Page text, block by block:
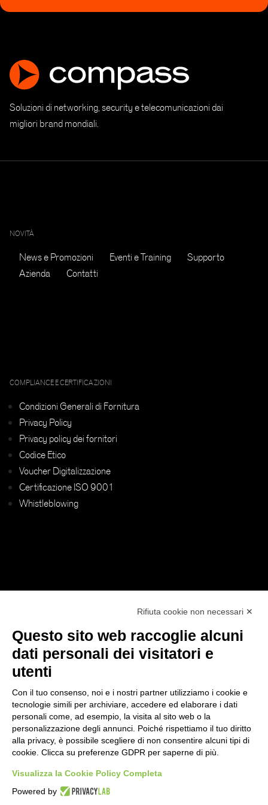
Soluzioni di networking, security e telecomunicazioni dai
migliori brand mondiali.
NOVITÀ
News e Promozioni Eventi e Training
Supporto
Azienda
Contatti
COMPLIANCE E CERTIFICAZIONI
Condizioni Generali di Fornitura
Privacy Policy
Privacy policy dei fornitori
Codice Etico
Voucher Digitalizzazione
Certificazione ISO 9001
Whistleblowing
Facebook Linkedin
LE NOSTRE DIVISIONI
Security
Telecom
Rifiuta cookie non necessari ✕
Questo sito web raccoglie alcuni
dati personali dei visitatori e
utenti
Con il tuo consenso, noi e i nostri partner utilizziamo i cookie e
tecnologie simili per archiviare, accedere ed elaborare i dati
personali come, ad esempio, la visita al sito web o la
personalizzazione degli annunci. Poiché rispettiamo il tuo diritto
alla privacy, è possibile scegliere di non consentire alcuni tipi di
cookie. Clicca su preferenze GDPR per saperne di più.
Visualizza la Cookie Policy Completa
Powered by